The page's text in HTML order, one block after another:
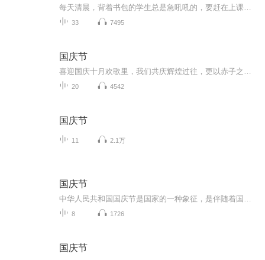
33 7495
国庆节
20 4542
国庆节
11 2.1万
国庆节
8 1726
国庆节